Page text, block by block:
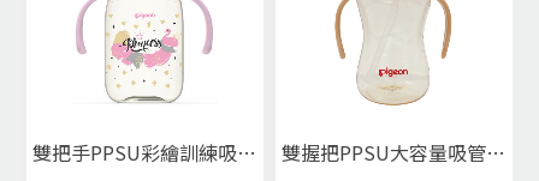
雙把手PPSU彩繪訓練吸管杯(夢幻粉/公主款)*
雙握把PPSU大容量吸管杯/灰*